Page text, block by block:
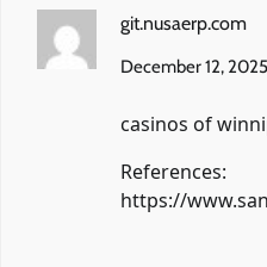
git.nusaerp.com
December 12,
casinos of
References:
https://